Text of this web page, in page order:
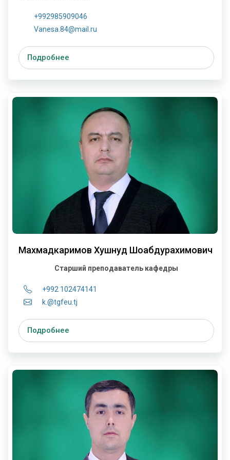
+992985909046
Vanesa.84@mail.ru
Подробнее
Махмадкаримов Хушнуд Шоабдурахимович
Старший преподаватель кафедры
+992 102474141
k.@tgfeu.tj
Подробнее